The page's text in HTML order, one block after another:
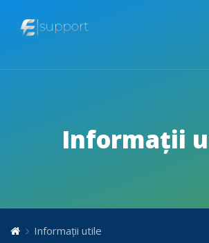
Informații
Informații utile